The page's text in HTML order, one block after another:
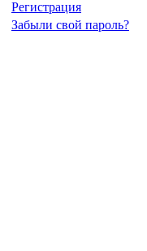
Регистрация
Забыли свой пароль?